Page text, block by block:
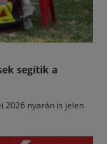
segítik a
2026 nyarán is jelen